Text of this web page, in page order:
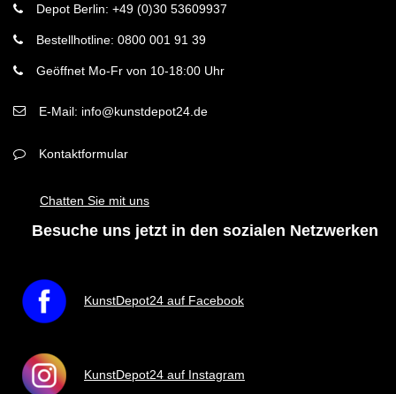
Depot Berlin: +49 (0)30 53609937
Bestellhotline: 0800 001 91 39
Geöffnet Mo-Fr von 10-18:00 Uhr
E-Mail: info@kunstdepot24.de
Kontaktformular
Chatten Sie mit uns
Besuche uns jetzt in den sozialen Netzwerken
KunstDepot24 auf Facebook
KunstDepot24 auf Instagram